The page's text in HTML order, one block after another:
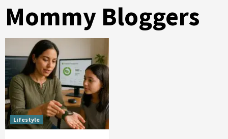
Mommy Bloggers
Lifestyle